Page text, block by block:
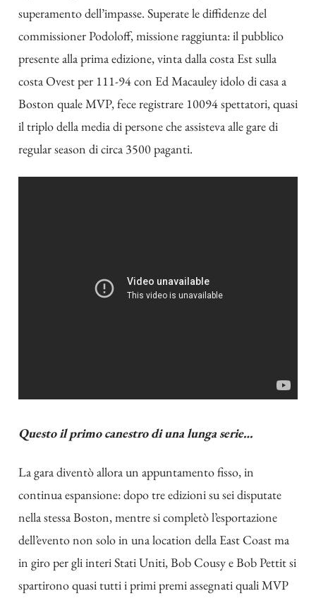
superamento dell’impasse. Superate le diffidenze del
commissioner Podoloff, missione raggiunta: il pubblico
presente alla prima edizione, vinta dalla costa Est sulla
costa Ovest per 111-94 con Ed Macauley idolo di casa a
Boston quale MVP, fece registrare 10094 spettatori, quasi
il triplo della media di persone che assisteva alle gare di
regular season di circa 3500 paganti.
Questo il primo canestro di una lunga serie…
La gara diventò allora un appuntamento fisso, in
continua espansione: dopo tre edizioni su sei disputate
nella stessa Boston, mentre si completò l’esportazione
dell’evento non solo in una location della East Coast ma
in giro per gli interi Stati Uniti, Bob Cousy e Bob Pettit si
spartirono quasi tutti i primi premi assegnati quali MVP